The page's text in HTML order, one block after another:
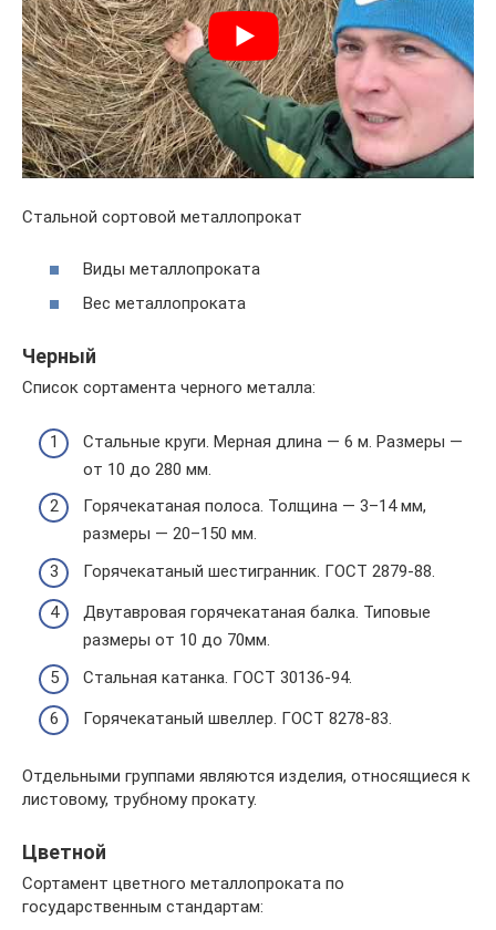
Стальной сортовой металлопрокат
Виды металлопроката
Вес металлопроката
Черный
Список сортамента черного металла:
Стальные круги. Мерная длина — 6 м. Размеры —
от 10 до 280 мм.
Горячекатаная полоса. Толщина — 3–14 мм,
размеры — 20–150 мм.
Горячекатаный шестигранник. ГОСТ 2879-88.
Двутавровая горячекатаная балка. Типовые
размеры от 10 до 70мм.
Стальная катанка. ГОСТ 30136-94.
Горячекатаный швеллер. ГОСТ 8278-83.
Отдельными группами являются изделия, относящиеся к
листовому, трубному прокату.
Цветной
Сортамент цветного металлопроката по
государственным стандартам: